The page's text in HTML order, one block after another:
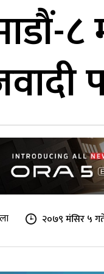
८
२०७९ मंसिर ५